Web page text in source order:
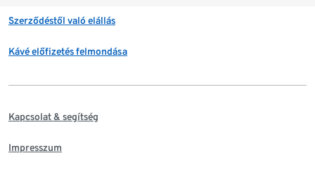
Szerződéstől való elállás
Kávé előfizetés felmondása
Kapcsolat & segítség
Impresszum